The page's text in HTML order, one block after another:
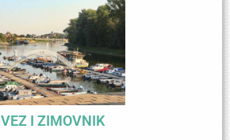
VEZ I ZIMOVNIK